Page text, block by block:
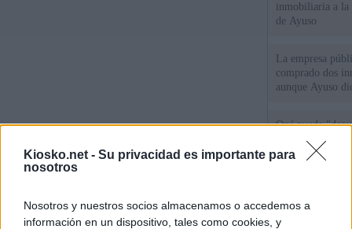
Kiosko.net - Su privacidad es importante para
nosotros
Nosotros y nuestros socios almacenamos o accedemos a
información en un dispositivo, tales como cookies, y
inmobiliaria a la
de Ayuso
La empresa
comprado dos
aunque Ayuso
Qué puede
de violencia de
Gobierno
del Príncipe sin
intemperie"